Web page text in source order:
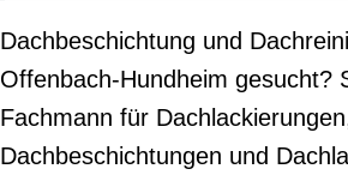
Dachbeschichtung und
Offenbach-Hundheim gesucht?
Fachmann für
Dachbeschichtungen und